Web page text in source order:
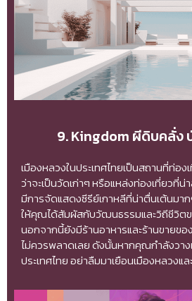
9. Kingdom ผีดิบคลั่ง
เมืองหลวงในประเทศไทยเป็นสถานที่ท่อ
ว่าจะเป็นวัดเก่าๆ หรือแหล่งท่องเที่ยวที่
มีการจัดแสดงซีรีย์เกาหลีที่น่าตื่นเต้นมา
ให้คุณได้สัมผัสกับวัฒนธรรมและวิถีชีวิต
นอกจากนี้ยังมีร้านอาหารและร้านขายข
ไม่ควรพลาดเลย ดังนั้นหากคุณกำลังวาง
ประเทศไทย อย่าลืมมาเยือนเมืองหลวงแ